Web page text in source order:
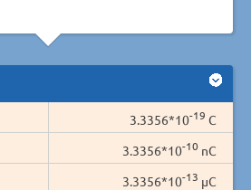
3.3356*10-19 C
3.3356*10-10 nC
3.3356*10-13 µC